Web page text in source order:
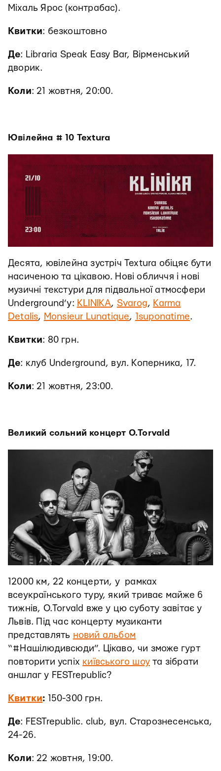
Міхаль Ярос (контрабас).
Квитки: безкоштовно
Де: Libraria Speak Easy Bar, Вірменський
дворик.
Коли: 21 жовтня, 20:00.
Ювілейна # 10 Textura
Десята, ювілейна зустріч Textura обіцяє бути
насиченою та цікавою. Нові обличчя і нові
музичні текстури для підвальної атмосфери
Underground’y: KLINIKA, Svarog, Karma
Detalis, Monsieur Lunatique, 1suponatime.
Квитки: 80 грн.
Де: клуб Underground, вул. Коперника, 17.
Коли: 21 жовтня, 23:00.
Великий сольний концерт O.Torvald
12000 км, 22 концерти, у рамках
всеукраїнського туру, який триває майже 6
тижнів, O.Torvald вже у цю суботу завітає у
Львів. Під час концерту музиканти
представлять новий альбом
“#Нашілюдивсюди”. Цікаво, чи зможе гурт
повторити успіх київського шоу та зібрати
аншлаг у FESTrepublic?
Квитки: 150-300 грн.
Де: FESTrepublic. club, вул. Старознесенська,
24-26.
Коли: 22 жовтня, 19:00.